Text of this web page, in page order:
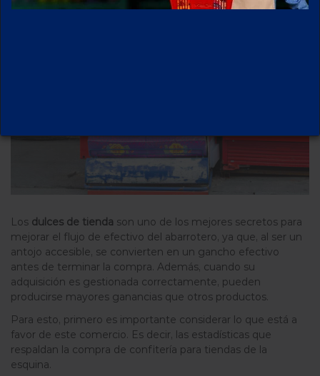
Los dulces de tienda son uno de los mejores secretos para
mejorar el flujo de efectivo del abarrotero, ya que, al ser un
antojo accesible, se convierten en un gancho efectivo
antes de terminar la compra. Además, cuando su
adquisición es gestionada correctamente, pueden
producirse mayores ganancias que otros productos.
Para esto, primero es importante considerar lo que está a
favor de este comercio. Es decir, las estadísticas que
respaldan la compra de confitería para tiendas de la
esquina.